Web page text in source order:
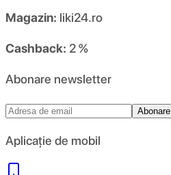
Magazin: liki24.ro
Cashback: 2 %
Abonare newsletter
Abonare
Aplicație de mobil